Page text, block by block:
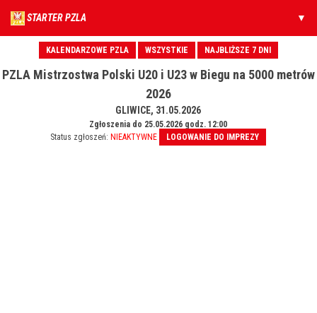
STARTER PZLA
KALENDARZOWE PZLA WSZYSTKIE NAJBLIŻSZE 7 DNI
PZLA Mistrzostwa Polski U20 i U23 w Biegu na 5000 metrów
2026
GLIWICE, 31.05.2026
Zgłoszenia do 25.05.2026 godz. 12:00
Status zgłoszeń: NIEAKTYWNE LOGOWANIE DO IMPREZY